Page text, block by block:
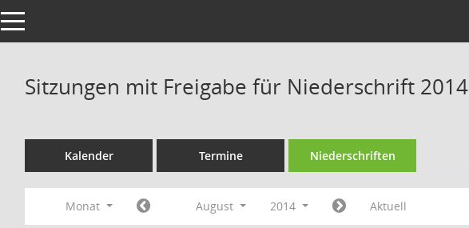
Toggle navigation
Sitzungen mit Freigabe für Niederschrift 2014
Kalender Termine Niederschriften
Monat August 2014 Aktuell